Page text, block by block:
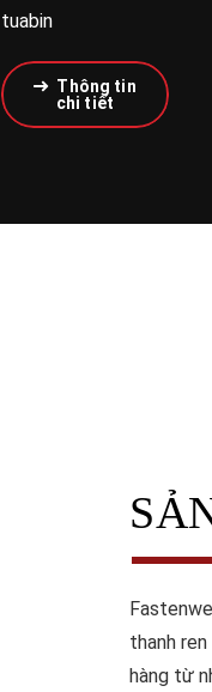
tuabin
Thông tin
chi tiết
thanh
hàng từ